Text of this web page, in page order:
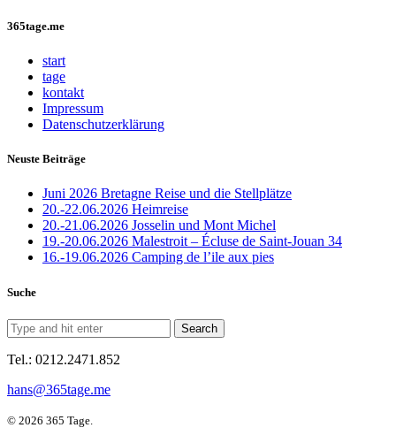
365tage.me
start
tage
kontakt
Impressum
Datenschutzerklärung
Neuste Beiträge
Juni 2026 Bretagne Reise und die Stellplätze
20.-22.06.2026 Heimreise
20.-21.06.2026 Josselin und Mont Michel
19.-20.06.2026 Malestroit – Écluse de Saint-Jouan 34
16.-19.06.2026 Camping de l’ile aux pies
Suche
Tel.: 0212.2471.852
hans@365tage.me
© 2026 365 Tage.